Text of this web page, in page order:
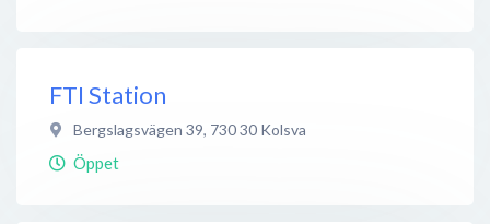
FTI Station
Bergslagsvägen 39, 730 30 Kolsva
Öppet